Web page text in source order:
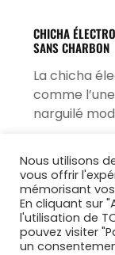
CHICHA
SANS CHARBON
La chicha
comme
narguilé
Nous utilisons
vous offrir
mémorisant
En cliquant sur
l'utilisation de
pouvez visiter
un